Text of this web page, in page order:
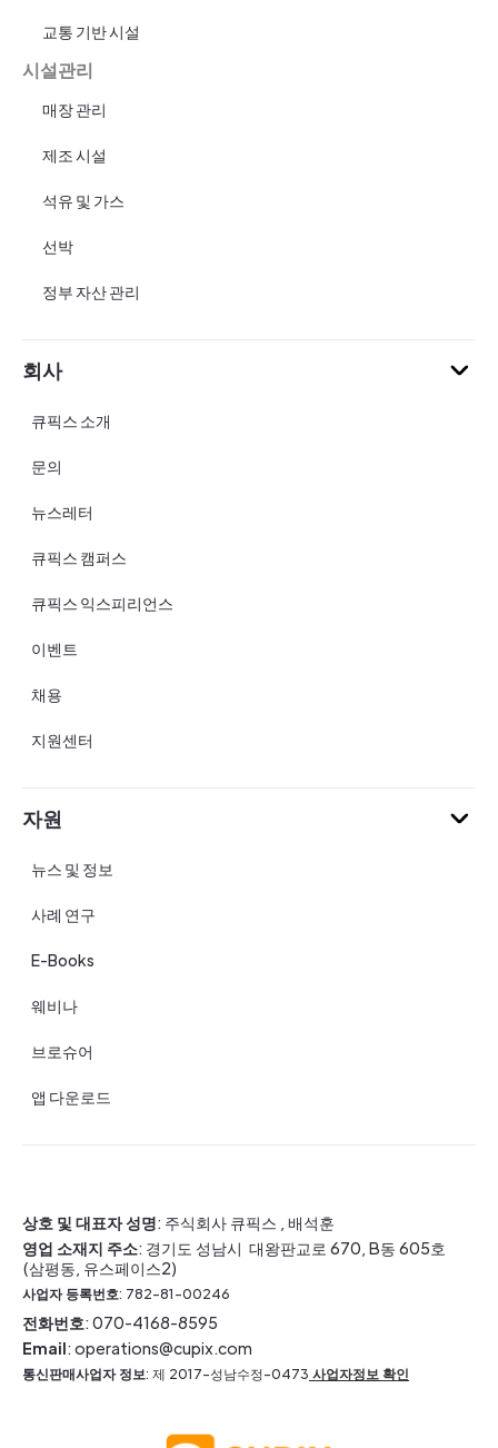
교통 기반 시설
시설관리
매장 관리
제조 시설
석유 및 가스
선박
정부 자산 관리
회사
큐픽스 소개
문의
뉴스레터
큐픽스 캠퍼스
큐픽스 익스피리언스
이벤트
채용
지원센터
자원
뉴스 및 정보
사례 연구
E-Books
웨비나
브로슈어
앱 다운로드
상호 및 대표자 성명: 주식회사 큐픽스 , 배석훈
영업 소재지 주소: 경기도 성남시 대왕판교로 670, B동 605호
(삼평동, 유스페이스2)
사업자 등록번호: 782-81-00246
전화번호: 070-4168-8595
Email: operations@cupix.com
통신판매사업자 정보: 제 2017-성남수정-0473 사업자정보 확인